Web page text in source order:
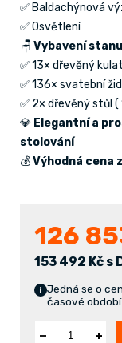
✅ Baldachýnová
✅ Osvětlení
🪑 Vybavení
✅ 13× dřevěný
✅ 136× svatební
✅ 2× dřevěný stůl
💎 Elegantní a
stolování
💰Výhodná cena
126
153 492 Kč s
Jedná se o
časové